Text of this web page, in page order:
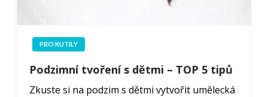
PRO KUTILY
Podzimní tvoření s dětmi – TOP 5 tipů
Zkuste si na podzim s dětmi vytvořit umělecká